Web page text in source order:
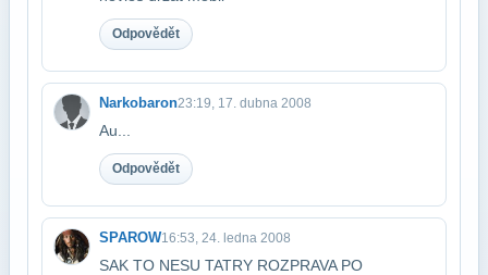
Odpovědět
Narkobaron23:19, 17. dubna 2008
Au...
Odpovědět
SPAROW16:53, 24. ledna 2008
SAK TO NESU TATRY ROZPRAVA PO